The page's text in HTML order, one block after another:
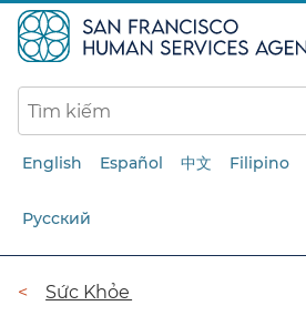
đến
nội
dung
English Español 中文 Filipino
Русский
Đường
Sức Khỏe​​